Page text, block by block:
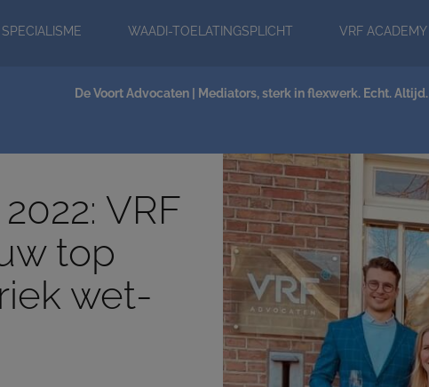
WAADI-TOELATINGSPLICHT VRF ACADEMY
De Voort Advocaten | Mediators, sterk in flexwerk. Echt. Altijd.
VRF
top
wet-